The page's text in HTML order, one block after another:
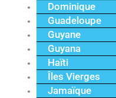
Dominique
Guadeloupe
Guyane
Guyana
Haïti
Îles Vierges
Jamaïque